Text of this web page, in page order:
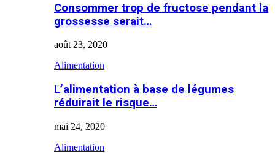
Consommer trop de fructose pendant la
grossesse serait…
août 23, 2020
Alimentation
L’alimentation à base de légumes
réduirait le risque…
mai 24, 2020
Alimentation